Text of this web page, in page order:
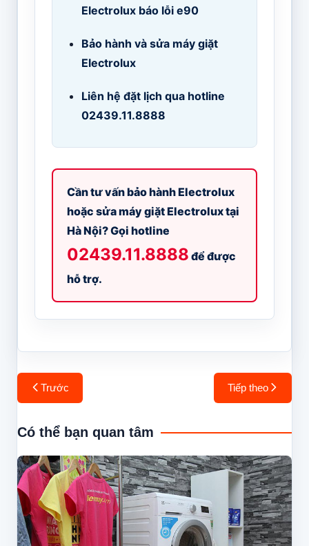
Electrolux báo lỗi e90
Bảo hành và sửa máy giặt
Electrolux
Liên hệ đặt lịch qua hotline
02439.11.8888
Cần tư vấn bảo hành Electrolux
hoặc sửa máy giặt Electrolux tại
Hà Nội? Gọi hotline
02439.11.8888 để được
hỗ trợ.
Điều
hướng
bài
Trước Tiếp theo
Có thể bạn quan tâm